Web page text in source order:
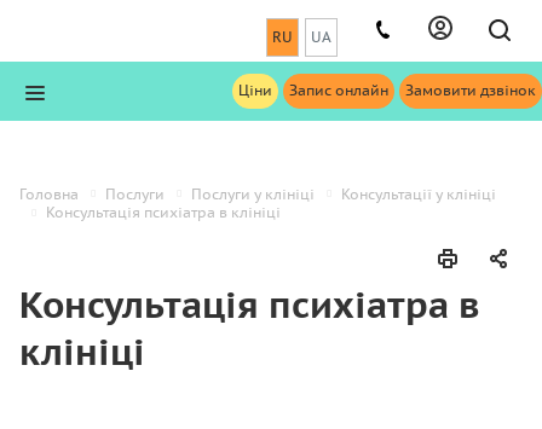
RU UA
Ціни Запис онлайн Замовити дзвінок
Головна Послуги Послуги у клініці
Консультації у клініці
Консультація психіатра в клініці
Консультація психіатра в
клініці